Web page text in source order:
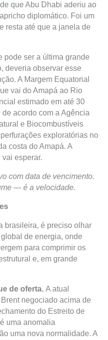
que Abu Dhabi aderiu ao
diplomático. Foi um
resta até que a janela de
pode ser a última grande
deveria observar esse
A Margem Equatorial
vai do Amapá ao Rio
estimado em até 30
acordo com a Agência
e Biocombustíveis
exploratórias no
costa do Amapá. A
esperar.
com data de vencimento.
— é a velocidade.
brasileira, é preciso olhar
de energia, onde
para comprimir os
e, em grande
de oferta. A atual
negociado acima de
do Estreito de
uma anomalia
uma nova normalidade. A